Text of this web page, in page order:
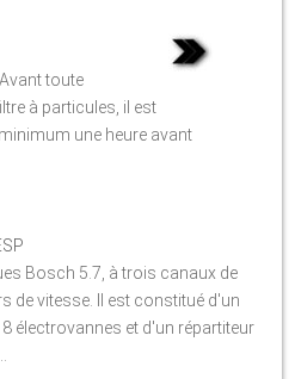
Avant toute
à particules, il est
une heure avant
Bosch 5.7, à trois canaux de
de vitesse. Il est constitué d'un
électrovannes et d'un répartiteur